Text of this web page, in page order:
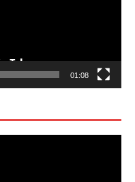
01:08